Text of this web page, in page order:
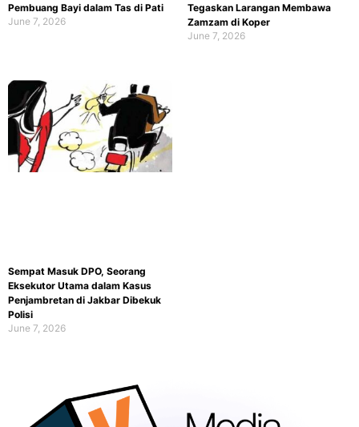
Pembuang Bayi dalam Tas di Pati
June 7, 2026
Tegaskan Larangan Membawa
Zamzam di Koper
June 7, 2026
Sempat Masuk DPO, Seorang
Eksekutor Utama dalam Kasus
Penjambretan di Jakbar Dibekuk
Polisi
June 7, 2026